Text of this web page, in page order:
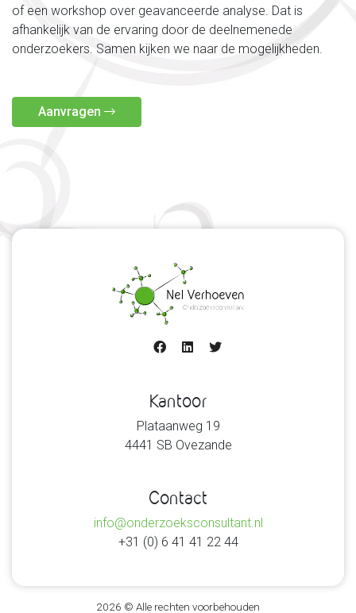
of een workshop over geavanceerde analyse. Dat is
afhankelijk van de ervaring door de deelnemenede
onderzoekers. Samen kijken we naar de mogelijkheden.
Aanvragen
Kantoor
Plataanweg 19
4441 SB Ovezande
Contact
info@onderzoeksconsultant.nl
+31 (0) 6 41 41 22 44
2026 © Alle rechten voorbehouden